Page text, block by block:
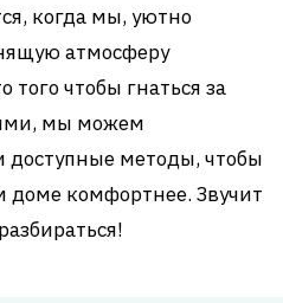
когда мы, уютно
атмосферу
чтобы гнаться за
мы можем
доступные методы, чтобы
доме комфортнее. Звучит